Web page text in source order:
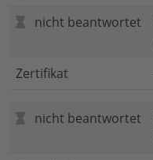
nicht beantwortet
Zertifikat
nicht beantwortet